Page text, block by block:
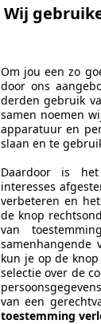
Transmissie
Wij
Om jou een zo
door ons
derden gebruik
samen noemen
apparatuur en
slaan en te
Daardoor is
interesses
verbeteren en
de knop
van
samenhangende
kun je op de
selectie over de
van een
toestemming